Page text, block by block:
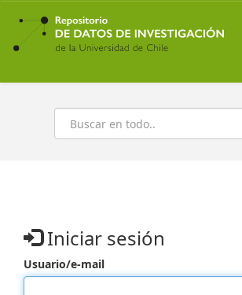
Ir
contenido
principal
Buscar
Iniciar sesión
Usuario/e-mail